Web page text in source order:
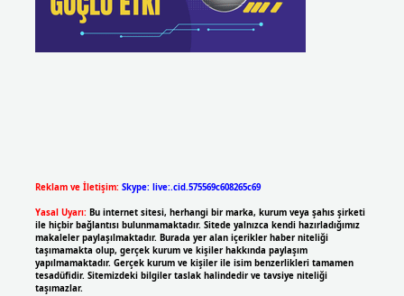
Reklam ve İletişim: Skype: live:.cid.575569c608265c69
Yasal Uyarı: Bu internet sitesi, herhangi bir marka, kurum veya şahıs şirketi
ile hiçbir bağlantısı bulunmamaktadır. Sitede yalnızca kendi hazırladığımız
makaleler paylaşılmaktadır. Burada yer alan içerikler haber niteliği
taşımamakta olup, gerçek kurum ve kişiler hakkında paylaşım
yapılmamaktadır. Gerçek kurum ve kişiler ile isim benzerlikleri tamamen
tesadüfidir. Sitemizdeki bilgiler taslak halindedir ve tavsiye niteliği
taşımazlar.